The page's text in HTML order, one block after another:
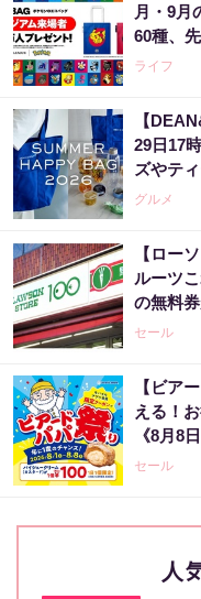
月・9月
60種、
ライフ
【
29日17
ズやテ
グルメ
【ロー
ルーツ
の無料
どのお
セール
【ビア
える！
《8月8
セール
人